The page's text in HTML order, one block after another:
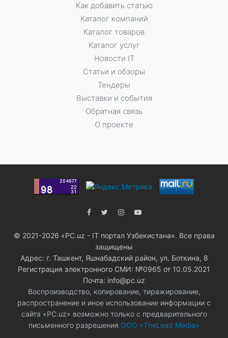
Как добавить статью
Каталог компаний
Каталог товаров
Каталог услуг
Новости IT
Статьи и обзоры
Тендеры
Выставки и события
Обратная связь
О проекте
© 2021-2026 «PC.uz - IT портал Узбекистана». Все права
защищены
Адрес: г. Ташкент, Яшнабадский район, ул. Боткина, 8
Регистрация электронного СМИ: №0965 от 10.05.2021
Почта: info@pc.uz
Воспроизводство, копирование, тиражирование,
распространение и иное использование информации с
сайта «PC.uz» возможно только с предварительного
письменного разрешения ООО «TheLead Media»